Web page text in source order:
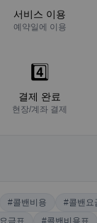
서비스 이용
예약일에 이용
4️⃣
결제 완료
현장/계좌 결제
#콜밴비용 #콜밴요
금표 #콜밴비용표